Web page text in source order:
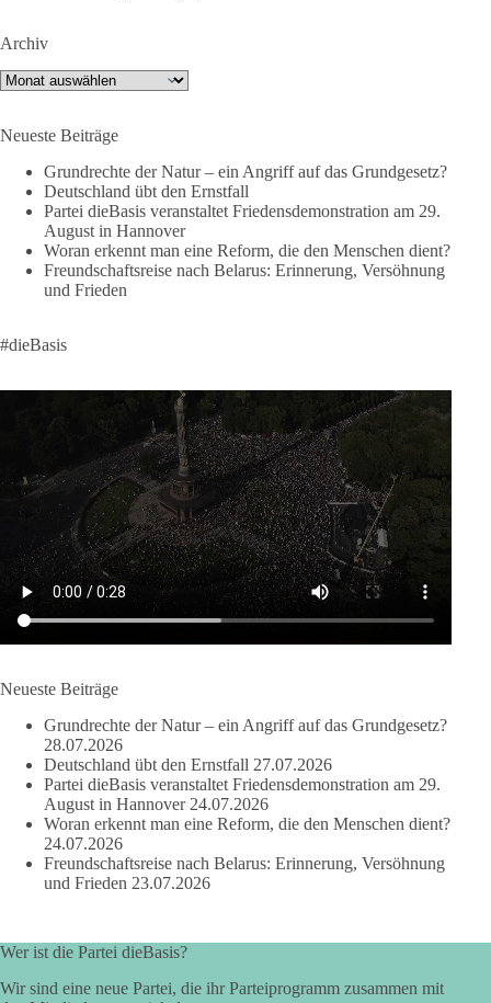
si=2b_C6GgNY9EB-rXw
❤️ Wir freuen uns über deine Unterstützung:
https://diebasis.de/spenden/
#dieBasis #frieden #russandistnichtunserFeind #friedenspartei
377 168
Wusstest du, dass ein guter Antrag nicht besser oder schlechter
wird, nur weil er von einer bestimmten Partei kommt?
Sachsen-Anhalt braucht Lösungen für Schule, Pflege,
Wirtschaft, Infrastruktur und die Kommunen. Diese Probleme
werden nicht kleiner, wenn im Landtag zuerst auf Parteifarbe
und erst danach auf den Inhalt geschaut wird.
🟩🟩🟦🟦🟥🟥🟧🟧
und den Menschen wirklich nützt.
wenn er Sachsen-Anhalt nicht weiterbringt.
💬 Was ist dir wichtiger: der Absender eines Antrags oder das
Ergebnis für Sachsen-Anhalt?
#dieBasis #sachsenanhalt
👉 Folgen:
24 6 2 Auf Facebook ansehen
Archiv
Archiv
Neueste Beiträge
Grundrechte der Natur – ein Angriff auf das Grundgesetz?
Deutschland übt den Ernstfall
Partei dieBasis veranstaltet Friedensdemonstration am 29.
August in Hannover
Woran erkennt man eine Reform, die den Menschen dient?
Freundschaftsreise nach Belarus: Erinnerung, Versöhnung
und Frieden
#dieBasis
Neueste Beiträge
Grundrechte der Natur – ein Angriff auf das Grundgesetz?
28.07.2026
Deutschland übt den Ernstfall 27.07.2026
Partei dieBasis veranstaltet Friedensdemonstration am 29.
August in Hannover 24.07.2026
Woran erkennt man eine Reform, die den Menschen dient?
24.07.2026
Freundschaftsreise nach Belarus: Erinnerung, Versöhnung
und Frieden 23.07.2026
Wer ist die Partei dieBasis?
Wir sind eine neue Partei, die ihr Parteiprogramm zusammen mit